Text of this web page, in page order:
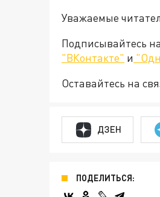
Уважаемые
Подписывайтесь
"ВКонтакте" и
Оставайтесь на
ДЗЕН
ПОДЕЛИТЬСЯ: